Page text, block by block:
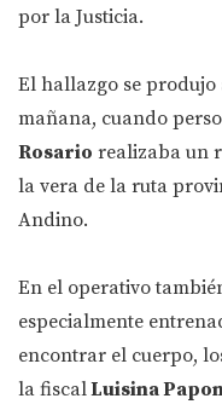
por la Justicia.
El hallazgo se produjo
mañana, cuando
Rosario realizaba un
la vera de la ruta
Andino.
En el operativo
especialmente
encontrar el cuerpo,
la fiscalLuisina